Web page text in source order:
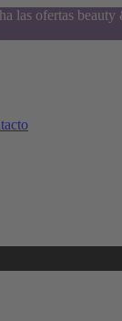
las ofertas beauty